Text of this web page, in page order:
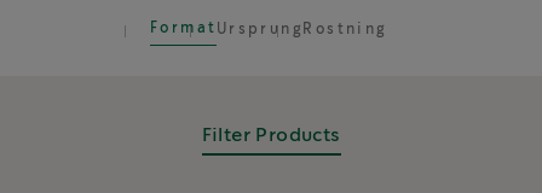
Format Ursprung Rostning
Filter Products